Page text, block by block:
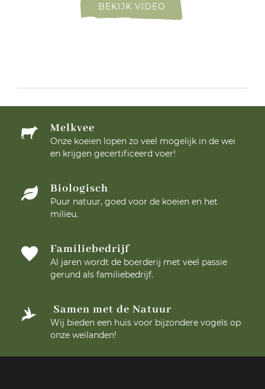
BEKIJK VIDEO
Melkvee
Onze koeien lopen zo veel mogelijk in de wei
en krijgen gecertificeerd voer!
Biologisch
Puur natuur, goed voor de koeien en het
milieu.
Familiebedrijf
Al jaren wordt de boerderij met veel passie
gerund als familiebedrijf.
Samen met de Natuur
Wij bieden een huis voor bijzondere vogels op
onze weilanden!